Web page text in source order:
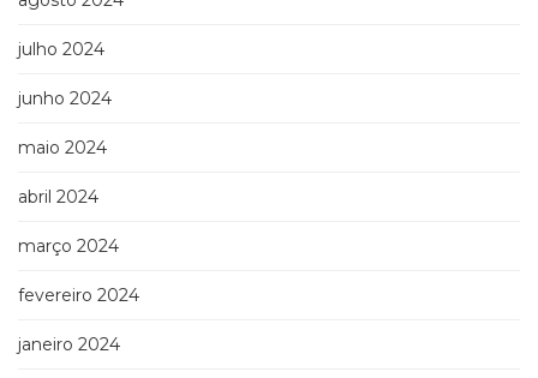
julho 2024
junho 2024
maio 2024
abril 2024
março 2024
fevereiro 2024
janeiro 2024